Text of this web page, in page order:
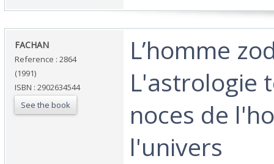
‎FACHAN‎
Reference : 2864
(1991)
ISBN : 2902634544
See the book
‎L’homme
L'astrologie
noces de
l'univers‎